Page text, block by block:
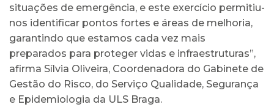
situações de emergência, e este exercício permitiu-
nos identificar pontos fortes e áreas de melhoria,
garantindo que estamos cada vez mais
preparados para proteger vidas e infraestruturas”,
afirma Sílvia Oliveira, Coordenadora do Gabinete de
Gestão do Risco, do Serviço Qualidade, Segurança
e Epidemiologia da ULS Braga.